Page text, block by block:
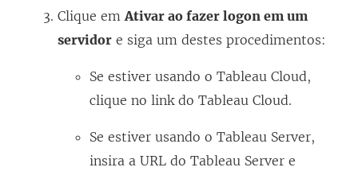
Clique em Ativar ao fazer logon em um
servidor e siga um destes procedimentos:
Se estiver usando o Tableau Cloud,
clique no link do Tableau Cloud.
Se estiver usando o Tableau Server,
insira a URL do Tableau Server e